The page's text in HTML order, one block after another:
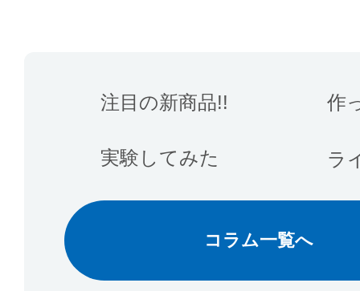
注目の新商品!! 作
実験してみた ラ
コラム一覧へ